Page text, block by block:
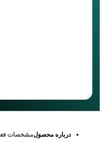
درباره محصولمشخصات